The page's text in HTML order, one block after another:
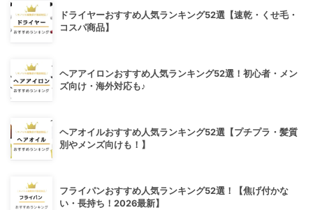
ドライヤーおすすめ人気ランキング52選【速乾・くせ毛・
コスパ商品】
ヘアアイロンおすすめ人気ランキング52選！初心者・メン
ズ向け・海外対応も♪
ヘアオイルおすすめ人気ランキング52選【プチプラ・髪質
別やメンズ向けも！】
フライパンおすすめ人気ランキング52選！【焦げ付かな
い・長持ち！2026最新】